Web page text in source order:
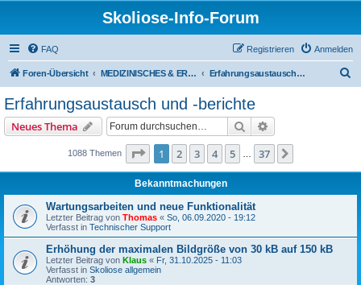
Skoliose-Info-Forum
FAQ Anmelden
Registrieren
Foren-Übersicht MEDIZINISCHES & ERFAHRUNGSAUSTAUSCH über Skoliose und Hyperkyphose Erfahrungsaustausch und -berichte
Erfahrungsaustausch und -berichte
Neues Thema Suche
1088 Themen Seite 1von 37
1 2 3 4 5 37
Bekanntmachungen
Wartungsarbeiten und neue Funktionalität
Letzter Beitrag von Thomas « So, 06.09.2020 - 19:12
Verfasst in Technischer Support
Erhöhung der maximalen Bildgröße von 30 kB auf 150 kB
Letzter Beitrag von Klaus « Fr, 31.10.2025 - 11:03
Verfasst in Skoliose allgemein
Antworten: 3